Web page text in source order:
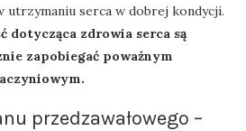
utrzymaniu serca w dobrej kondycji.
dotycząca zdrowia serca są
zapobiegać poważnym
przedzawałowego –